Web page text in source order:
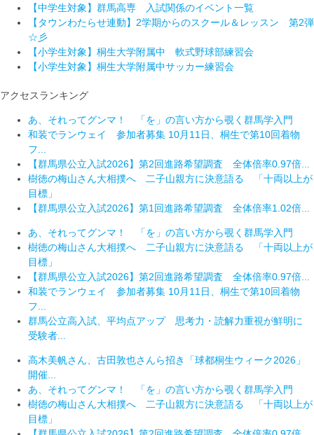
【中学生対象】群馬高専 入試関係のイベント一覧
【タウンわたらせ連動】2学期からのスクール＆レッスン 第2弾
☆彡
【小学生対象】桐生大学附属中 軟式野球部練習会
【小学生対象】桐生大学附属中サッカー練習会
アクセスランキング
あ、それってグンマ！ 「を」の言い方から覗く群馬学入門
和装でランウェイ 参加者募集 10月11日、桐生で第10回着物
フ...
【群馬県公立入試2026】第2回進路希望調査 全体倍率0.97倍...
樹徳の梅山さん大相撲へ 二子山親方に決意語る 「十両以上が
目標」
【群馬県公立入試2026】第1回進路希望調査 全体倍率1.02倍...
あ、それってグンマ！ 「を」の言い方から覗く群馬学入門
樹徳の梅山さん大相撲へ 二子山親方に決意語る 「十両以上が
目標」
【群馬県公立入試2026】第2回進路希望調査 全体倍率0.97倍...
和装でランウェイ 参加者募集 10月11日、桐生で第10回着物
フ...
群馬公立高入試、平均点アップ 思考力・読解力重視が鮮明に
受験者...
高木美帆さん、古田敦也さんら招き「球都桐生ウィーク2026」
開催...
あ、それってグンマ！ 「を」の言い方から覗く群馬学入門
樹徳の梅山さん大相撲へ 二子山親方に決意語る 「十両以上が
目標」